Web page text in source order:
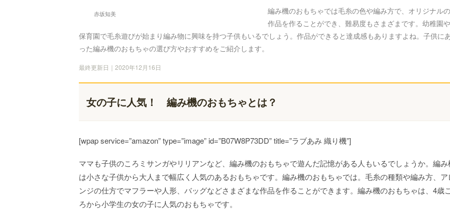
赤坂知美
最終更新日｜2020年12月16日
編み機のおもちゃでは毛糸の色や編み方で、オリジナル
作品を作ることができ、難易度もさまざまです。幼稚園
保育園で毛糸遊びが始まり編み物に興味を持つ子供もいるでしょう。作品ができると達成感もありますよね。子供に
った編み機のおもちゃの選び方やおすすめをご紹介します。
女の子に人気！ 編み機のおもちゃとは？
[wpap service=”amazon” type=”image” id=”B07W8P73DD” title=”ラブあみ 織り機”]
ママも子供のころミサンガやリリアンなど、編み機のおもちゃで遊んだ記憶がある人もいるでしょうか。編み
は小さな子供から大人まで幅広く人気のあるおもちゃです。編み機のおもちゃでは。毛糸の種類や編み方、ア
ンジの仕方でマフラーや人形、バッグなどさまざまな作品を作ることができます。編み機のおもちゃは、4歳
ろから小学生の女の子に人気のおもちゃです。